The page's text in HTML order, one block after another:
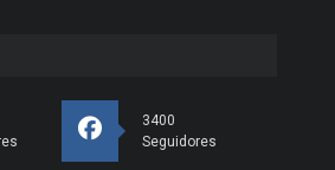
3400
Seguidores